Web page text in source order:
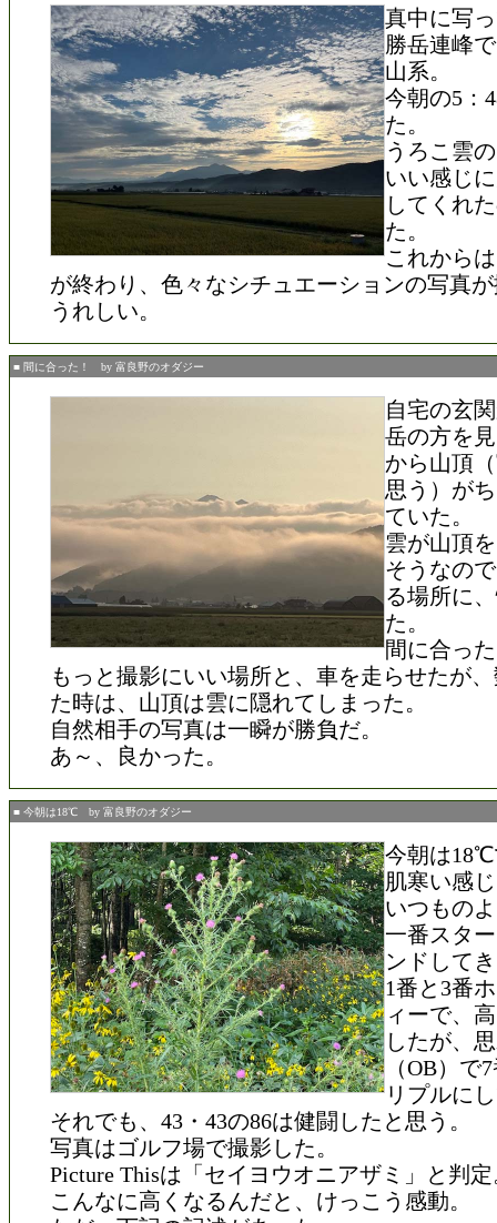
真中に写
勝岳連峰
山系。
今朝の5：
た。
うろこ雲
いい感じ
してくれ
た。
これから
が終わり、色々なシチュエーションの写真
うれしい。
■ 間に合った！ by 富良野のオダジー
自宅の玄
岳の方を
から山頂
思う）が
ていた。
雲が山頂
そうなの
る場所に
た。
間に合っ
もっと撮影にいい場所と、車を走らせたが
た時は、山頂は雲に隠れてしまった。
自然相手の写真は一瞬が勝負だ。
あ～、良かった。
■ 今朝は18℃ by 富良野のオダジー
今朝は
肌寒い感
いつもの
一番スタ
ンドして
1番と3番
ィーで、
したが、
（OB）で
リプルに
それでも、43・43の86は健闘したと思う。
写真はゴルフ場で撮影した。
Picture Thisは「セイヨウオニアザミ」と判
こんなに高くなるんだと、けっこう感動。